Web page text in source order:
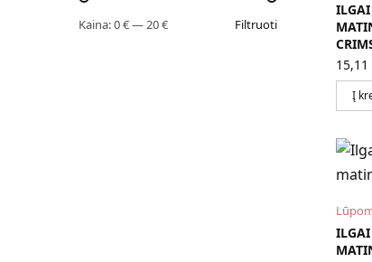
Filtruoti
Kaina:0 €—20 €
ILGAI
15,11
Į
ILGAI